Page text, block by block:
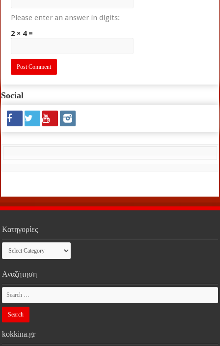
Please enter an answer in digits:
2 × 4 =
Social
Κατηγορίες
Κατηγορίες
Αναζήτηση
kokkina.gr